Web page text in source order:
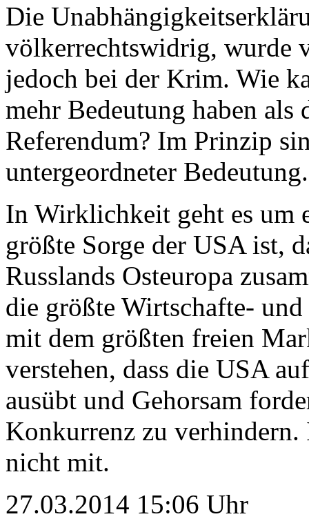
Die
völkerrechtswidrig, wurde
jedoch bei der Krim. Wie
mehr Bedeutung haben
Referendum? Im Prinzip
untergeordneter Bedeutung.
In Wirklichkeit geht es um
größte Sorge der USA ist,
Russlands Osteuropa
die größte Wirtschafte-
mit dem größten freien
verstehen, dass die USA
ausübt und Gehorsam
Konkurrenz zu verhindern.
nicht mit.
27.03.2014 15:06 Uhr